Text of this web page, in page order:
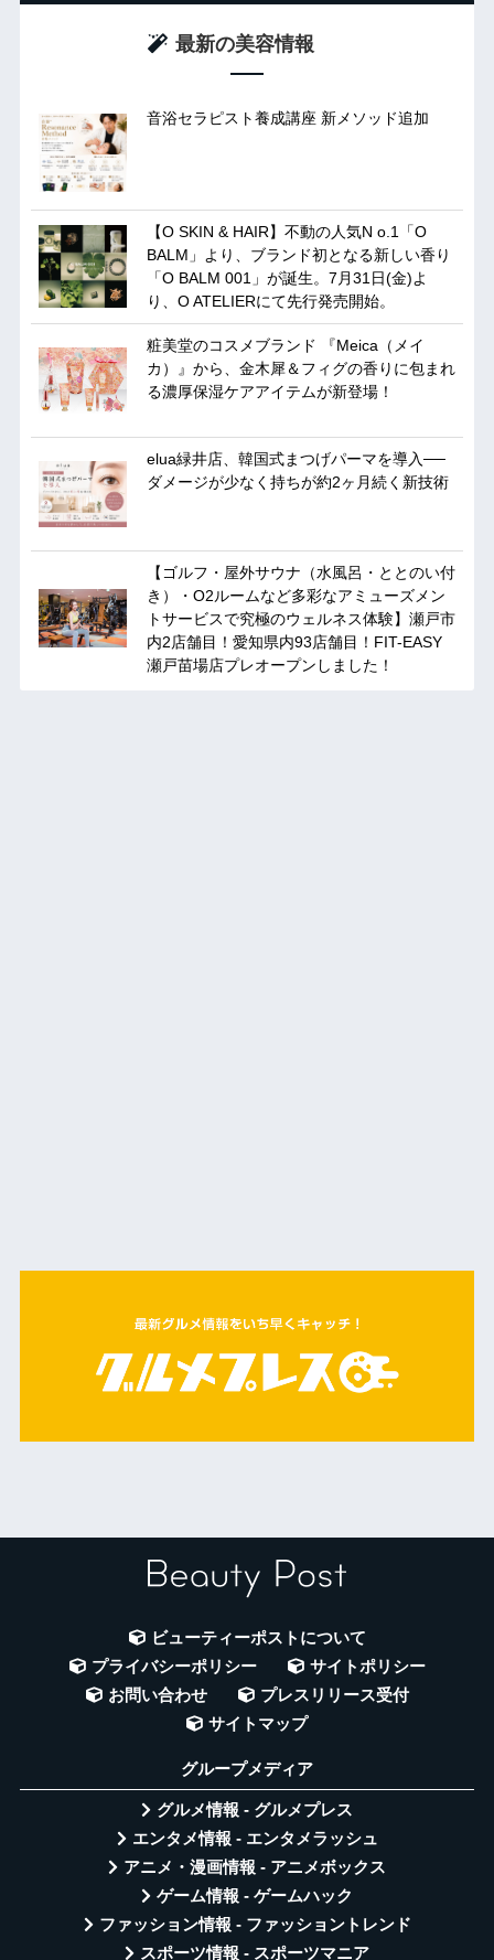
最新の美容情報
音浴セラピスト養成講座 新メソッド追加
【O SKIN & HAIR】不動の人気N o.1「O
BALM」より、ブランド初となる新しい香り
「O BALM 001」が誕生。7月31日(金)よ
り、O ATELIERにて先行発売開始。
粧美堂のコスメブランド 『Meica（メイ
カ）』から、金木犀＆フィグの香りに包まれ
る濃厚保湿ケアアイテムが新登場！
elua緑井店、韓国式まつげパーマを導入──
ダメージが少なく持ちが約2ヶ月続く新技術
【ゴルフ・屋外サウナ（水風呂・ととのい付
き）・O2ルームなど多彩なアミューズメン
トサービスで究極のウェルネス体験】瀬戸市
内2店舗目！愛知県内93店舗目！FIT-EASY
瀬戸苗場店プレオープンしました！
ビューティーポストについて
プライバシーポリシー
サイトポリシー
お問い合わせ
プレスリリース受付
サイトマップ
グループメディア
グルメ情報 - グルメプレス
エンタメ情報 - エンタメラッシュ
アニメ・漫画情報 - アニメボックス
ゲーム情報 - ゲームハック
ファッション情報 - ファッショントレンド
スポーツ情報 - スポーツマニア